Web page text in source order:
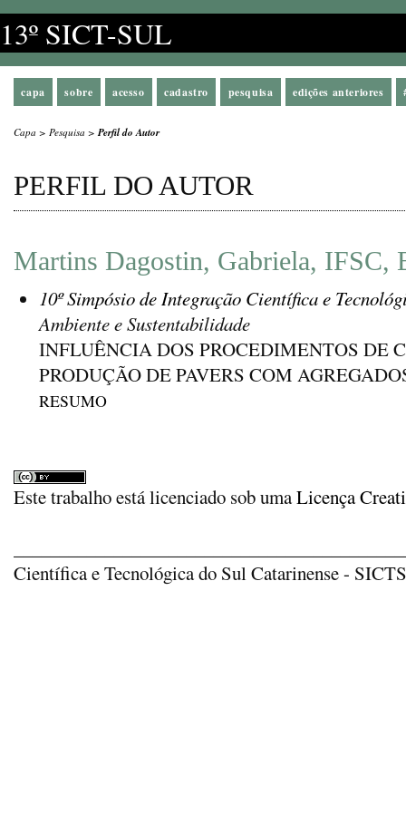
13º SICT-SUL
capa sobre acesso cadastro pesquisa edições anteriores
Capa > Pesquisa >Perfil do Autor
PERFIL DO AUTOR
Martins Dagostin, Gabriela, IFSC,
10º Simpósio de Integração Científica e
Ambiente e Sustentabilidade
INFLUÊNCIA DOS PROCEDIMENTOS DE
PRODUÇÃO DE PAVERS COM
RESUMO
Este trabalho está licenciado sob umaLicença
Científica e Tecnológica do Sul Catarinense -